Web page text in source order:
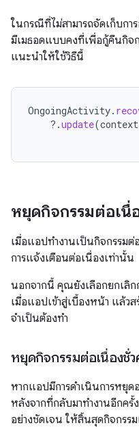
ในกรณีที่ไม่สามารถจัดเก็บกา
มีเมธอดแบบคงที่เพื่อกู้คืนกิจก
แนะนำให้ใช้วิธีนี้
OngoingActivity.
?.update(context
หยุดกิจกรรมต่อเนื่
เมื่อแอปทำงานเป็นกิจกรรม
การแจ้งเตือนต่อเนื่องเท่านั้น
นอกจากนี้ คุณยังเลือกยกเลิก
เมื่อแอปเข้าสู่เบื้องหน้า แล้ว
จำเป็นต้องทำ
หยุดกิจกรรมต่อเนื่องชั่ว
หากแอปมีการดำเนินการหยุด
หลังจากที่กลับมาทำงานอีกครั้
อย่างชัดเจน ให้สิ้นสุดกิจกรรม